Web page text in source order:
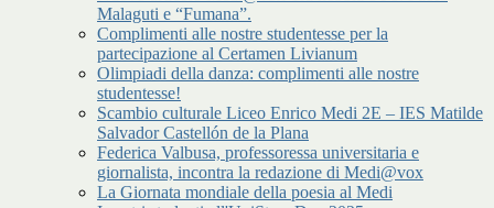
Malaguti e “Fumana”.
Complimenti alle nostre studentesse per la
partecipazione al Certamen Livianum
Olimpiadi della danza: complimenti alle nostre
studentesse!
Scambio culturale Liceo Enrico Medi 2E – IES Matilde
Salvador Castellón de la Plana
Federica Valbusa, professoressa universitaria e
giornalista, incontra la redazione di Medi@vox
La Giornata mondiale della poesia al Medi